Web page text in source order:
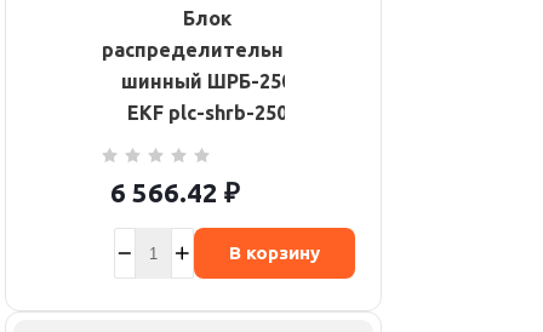
Блок
распределительный
шинный ШРБ-250
EKF plc-shrb-250
6 566.42 ₽
В корзину